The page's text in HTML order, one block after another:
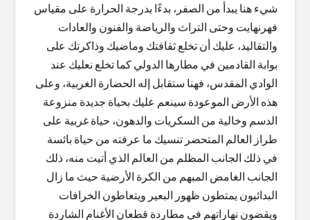
شيء هنا يبدأ من الصفر، بدءًا بدرجة الحرارة على مقياس
فهرنهايت وحتى التراث والرياضة والفنون والعادات
والتقاليد، عليك أن تخلع ثقافتك وماضيك وذاكرتك على
بوابة القادمين في مطارها الدولي كما تخلع نعليك عند
الوادي المقدس، فهنا ستقابل إله الحضارة الغربية، وعلى
هذه الأرض الموعودة سينعم عليك بحياة جديدة منزوعة
الدسم وخالية من السكريات والدهون، حياة غربية على
طراز العالم المتحضر تنسيك ما عرفته من حياة بائسة
في ذلك الجانب المظلم من العالم الذي أتيت منه، ذلك
الجانب الغامض المبهم من الكرة الأرضية حيث ما زال
البدائيون يمتطون ظهور البعير ويتعاطون الخرافات
ويقضون نهاراتهم في مطاردة قطعان الأغنام الشاردة